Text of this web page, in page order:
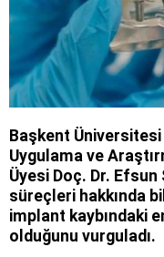
Başkent
Uygulama ve
Üyesi Doç. Dr.
süreçleri hakkında
implant kaybındaki
olduğunu vurguladı.